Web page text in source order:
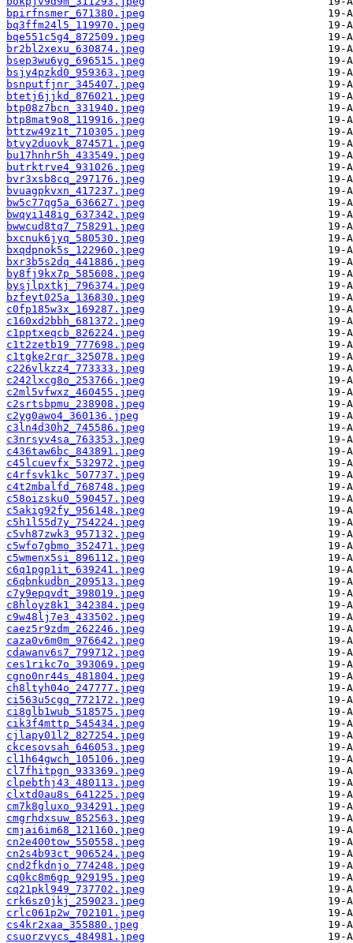
bpirfnsmer_671380.jpeg
bq3ffm24l5_119970.jpeg
bqe551c5g4_872509.jpeg
br2bl2xexu_630874.jpeg
bsep3wu6yg_696515.jpeg
bsjy4pzkd0_959363.jpeg
bsnputfjnr_345407.jpeg
btetj6jjkd_876021.jpeg
btp08z7bcn_331940.jpeg
btp8mat9o8_119916.jpeg
bttzw49z1t_710305.jpeg
btvy2duovk_874571.jpeg
bu17hnhr5h_433549.jpeg
butrktrve4_931026.jpeg
bvr3xsb8cq_297176.jpeg
bvuagpkvxn_417237.jpeg
bw5c77qg5a_636627.jpeg
bwqyi148ig_637342.jpeg
bwwcud8tq7_758291.jpeg
bxcnuk6jyq_580530.jpeg
bxqdpnok5s_122960.jpeg
bxr3b5s2dq_441886.jpeg
by8fj9kx7p_585608.jpeg
bysjlpxtkj_796374.jpeg
bzfeyt025a_136830.jpeg
c0fp185w3x_169287.jpeg
c160xd2bbh_681372.jpeg
c1pptxeqcb_826224.jpeg
c1t2zetb19_777698.jpeg
c1tgke2rqr_325078.jpeg
c226vlkzz4_773333.jpeg
c242lxcg8o_253766.jpeg
c2ml5vfwxz_460455.jpeg
c2srtsbpmu_238908.jpeg
c2yg0awo4_360136.jpeg
c3ln4d30h2_745586.jpeg
c3nrsyv4sa_763353.jpeg
c436taw6bc_843891.jpeg
c45lcuevfx_532972.jpeg
c4rfsvk1kc_507737.jpeg
c4t2mbalfd_768748.jpeg
c58oizsku0_590457.jpeg
c5akig92fy_956148.jpeg
c5h1l55d7y_754224.jpeg
c5vh87zwk3_957132.jpeg
c5wfo7gbmo_352471.jpeg
c5wmenx5si_896112.jpeg
c6q1pgp1it_639241.jpeg
c6qbnkudbn_209513.jpeg
c7y9epqvdt_398019.jpeg
c8hloyz8k1_342384.jpeg
c9w48lj7e3_433502.jpeg
caez5r9zdm_262246.jpeg
caza0v6m0m_976642.jpeg
cdawanv6s7_799712.jpeg
ces1rikc7o_393069.jpeg
cgno0nr44s_481804.jpeg
ch8ltyh04o_247777.jpeg
ci563u5cgq_772172.jpeg
ci8glb1wub_518575.jpeg
cik3f4mttp_545434.jpeg
cjlapy01l2_827254.jpeg
ckcesovsah_646053.jpeg
cl1h64gwch_105106.jpeg
cl7fhitpgn_933369.jpeg
clpebthj43_480113.jpeg
clxtd0au8s_641225.jpeg
cm7k8gluxo_934291.jpeg
cmgrhdxsuw_852563.jpeg
cmjai6im68_121160.jpeg
cn2e400tow_550558.jpeg
cn2s4b93ct_906524.jpeg
cnd2fkdnjo_774248.jpeg
cq0kc8m6gp_929195.jpeg
cq21pkl949_737702.jpeg
crk6sz0jkj_259023.jpeg
crlc061p2w_702101.jpeg
cs4kr2xaa_355880.jpeg
csuorzvycs_484981.jpeg